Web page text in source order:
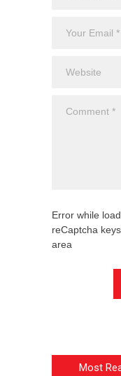
Error while
reCaptcha
area
Most